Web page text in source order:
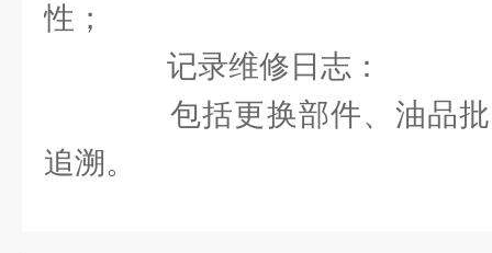
性；
记录维修日志：
包括更换部件、油品批
追溯。